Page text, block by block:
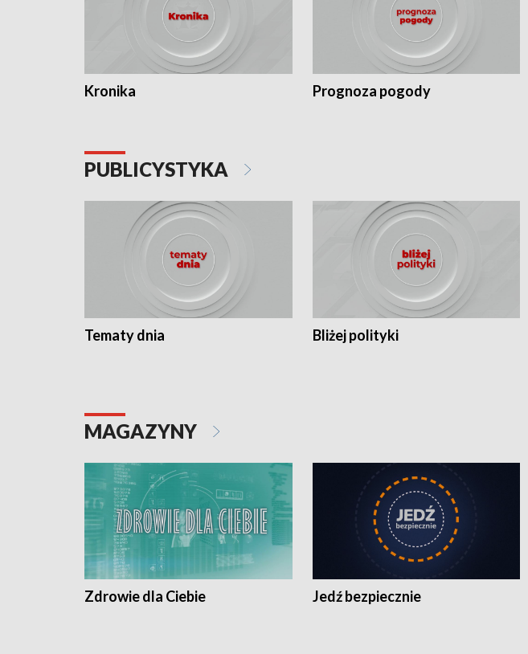
Kronika Prognoza pogody
PUBLICYSTYKA
Tematy dnia Bliżej polityki
MAGAZYNY
Zdrowie dla Ciebie Jedź bezpiecznie